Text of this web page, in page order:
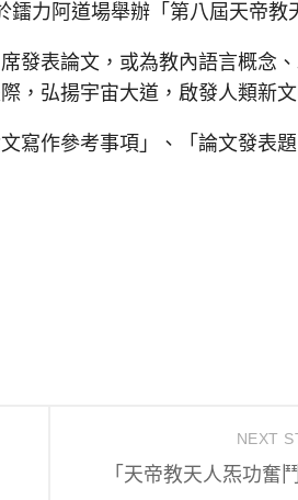
阿道場舉辦「第八屆天帝教
表論文，或為教內語言概念
，弘揚宇宙大道，啟發人類新文
作參考事項」、「論文發表題
NEXT
「天帝教天人炁功奮